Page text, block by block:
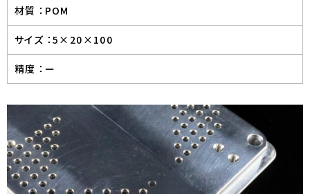
材質 ： POM
サイズ ： 5×20×100
精度 ： ー